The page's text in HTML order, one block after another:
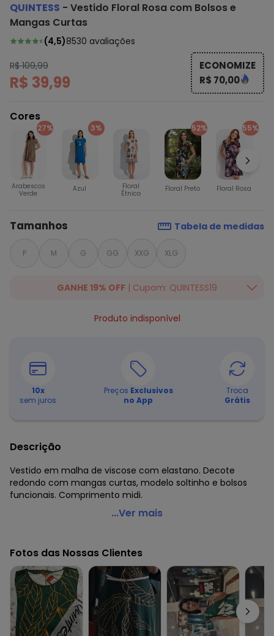
QUINTESS - Vestido Floral Rosa com Bolsos e
Mangas Curtas
(4,5)8530 avaliações
R$ 109,99
R$ 39,99
ECONOMIZE
R$ 70,00
Cores
27%
Arabescos
Verde
3%
Azul
Floral
Étnico
52%
Floral Preto
55%
Floral Rosa
Tamanhos Tabela de medidas
P M G GG XXG XLG
GANHE 19% OFF | Cupom: QUINTESS19
QUINTESS19. Válido para toda loja Quintess, até 07/08/2026.
Produto indisponível
10x
sem juros
Preços Exclusivos
no App
Troca
Grátis
Descrição
Vestido em malha de viscose com elastano. Decote
redondo com mangas curtas, modelo soltinho e bolsos
funcionais. Comprimento midi.
Quintess - Vestido Floral Rosa com Bolsos e Mangas
Código do produto: 3585812
Comprimento da manga: Curta
Comprimento: Midi
Decote frente: Redondo
Complemento: Bolsos
Observação: Bolsos funcionais
Tecido: Malha
Composição: 96% viscose 4% elastano
...Ver mais
Fotos das Nossas Clientes